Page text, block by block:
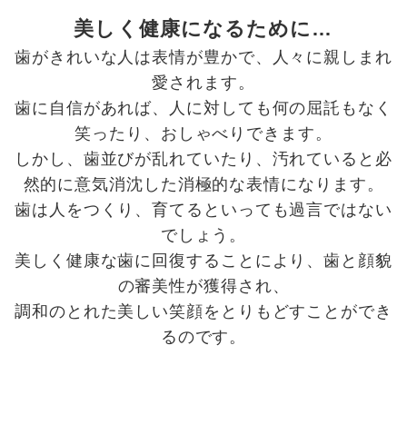
美しく健康になるために…
歯がきれいな人は表情が豊かで、人々に親しまれ
愛されます。
歯に自信があれば、人に対しても何の屈託もなく
笑ったり、おしゃべりできます。
しかし、歯並びが乱れていたり、汚れていると必
然的に意気消沈した消極的な表情になります。
歯は人をつくり、育てるといっても過言ではない
でしょう。
美しく健康な歯に回復することにより、歯と顔貌
の審美性が獲得され、
調和のとれた美しい笑顔をとりもどすことができ
るのです。